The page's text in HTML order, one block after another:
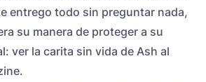
entrego todo sin preguntar nada,
su manera de proteger a su
ver la carita sin vida de Ash al